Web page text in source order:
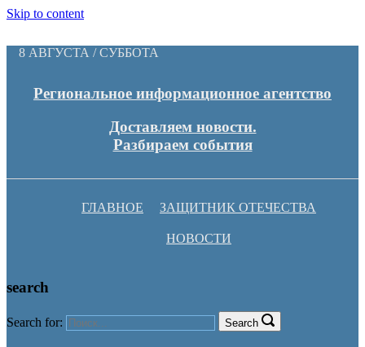
Skip to content
8 АВГУСТА / СУББОТА
Региональное информационное агентство
Доставляем новости.
Разбираем события
ГЛАВНОЕ ЗАЩИТНИК ОТЕЧЕСТВА
НОВОСТИ
search
Search for: Search